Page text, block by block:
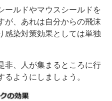
ールドやマウスシールドを
が、あれは自分からの飛沫
感染対策効果としては単独
非、人が集まるところに行
るようにしましょう。